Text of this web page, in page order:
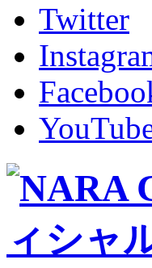
グッズ
ファンコミュ
ホームタウン
コラム
その他
TEAM
2026/27トップ
2026/27トッ
バモス
チアダンスス
ボランティア
ビクトリー
HOMEGAME
観戦ルール＆
Twitter